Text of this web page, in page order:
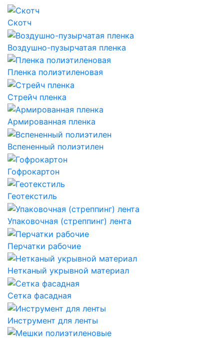
Скотч
Воздушно-пузырчатая пленка
Пленка полиэтиленовая
Стрейч пленка
Армированная пленка
Вспененный полиэтилен
Гофрокартон
Геотекстиль
Упаковочная (стреппинг) лента
Перчатки рабочие
Нетканый укрывной материал
Сетка фасадная
Инструмент для ленты